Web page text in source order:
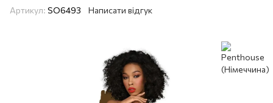
Артикул: SO6493 Написати відгук